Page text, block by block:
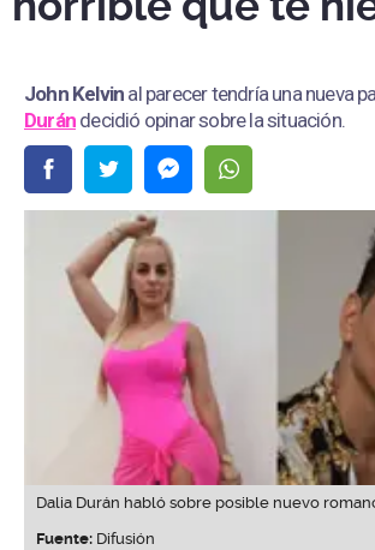
John Kelvin al parecer tendría una nueva
Durán decidió opinar sobre la situación.
Dalia Durán habló sobre posible nuevo
Fuente: Difusión